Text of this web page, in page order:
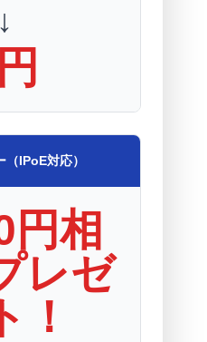
↓
IPoE対応）
円相
レゼ
！